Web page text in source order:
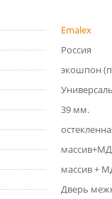
Emalex
Россия
экошпон
39 мм.
массив +
Дверь